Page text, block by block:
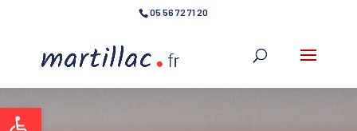
Ouvrir la barre d’outils
05 56 72 71 20